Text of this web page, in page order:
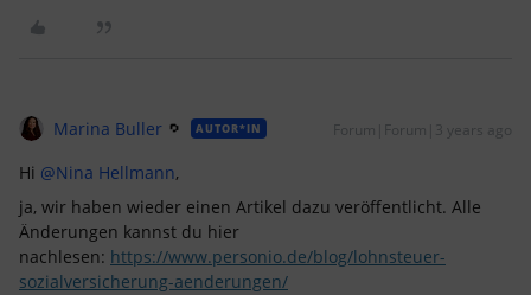
Marina Buller AUTOR*IN Forum|Forum|3 years ago
Hi @Nina Hellmann,
ja, wir haben wieder einen Artikel dazu veröffentlicht. Alle
Änderungen kannst du hier
nachlesen: https://www.personio.de/blog/lohnsteuer-
sozialversicherung-aenderungen/